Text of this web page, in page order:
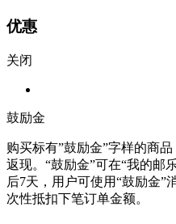
优惠
关闭
鼓励金
购买标有”鼓励金”字样的商
返现。“鼓励金”可在“我的邮
后7天，用户可使用“鼓励金”
次性抵扣下笔订单金额。